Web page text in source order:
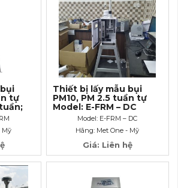
tự
Mỹ
Thiết bị lấy mẫu bụi
PM10, PM 2.5 tuần tự
Model: E-FRM – DC
Model: E-FRM – DC
Hãng: Met One - Mỹ
Giá: Liên hệ